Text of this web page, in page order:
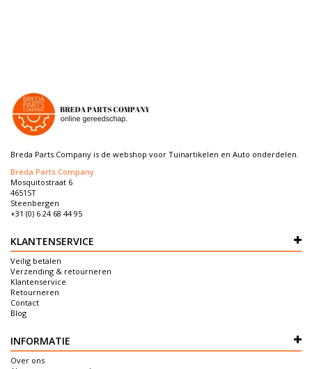
Breda Parts Company is de webshop voor Tuinartikelen en Auto onderdelen.
Breda Parts Company
Mosquitostraat 6
4651ST
Steenbergen
+31 (0) 6 24 68 44 95
KLANTENSERVICE
Veilig betalen
Verzending & retourneren
Klantenservice
Retourneren
Contact
Blog
INFORMATIE
Over ons